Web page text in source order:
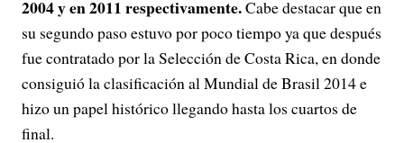
2004 y en 2011 respectivamente.Cabe destacar que en
su segundo paso estuvo por poco tiempo ya que después
fue contratado por la Selección de Costa Rica, en donde
consiguió la clasificación al Mundial de Brasil 2014 e
hizo un papel histórico llegando hasta los cuartos de
final.